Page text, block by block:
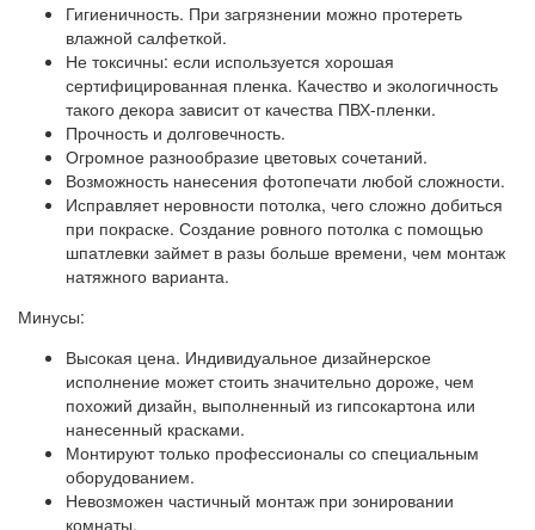
Гигиеничность. При загрязнении можно протереть
влажной салфеткой.
Не токсичны: если используется хорошая
сертифицированная пленка. Качество и экологичность
такого декора зависит от качества ПВХ-пленки.
Прочность и долговечность.
Огромное разнообразие цветовых сочетаний.
Возможность нанесения фотопечати любой сложности.
Исправляет неровности потолка, чего сложно добиться
при покраске. Создание ровного потолка с помощью
шпатлевки займет в разы больше времени, чем монтаж
натяжного варианта.
Минусы:
Высокая цена. Индивидуальное дизайнерское
исполнение может стоить значительно дороже, чем
похожий дизайн, выполненный из гипсокартона или
нанесенный красками.
Монтируют только профессионалы со специальным
оборудованием.
Невозможен частичный монтаж при зонировании
комнаты.